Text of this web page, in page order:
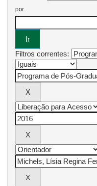
por
Filtros correntes: